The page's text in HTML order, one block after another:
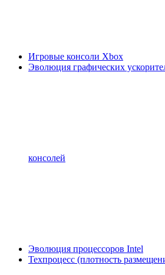
Игровые консоли Xbox
Эволюция графических
консолей
Эволюция процессоров Intel
Техпроцесс (плотность